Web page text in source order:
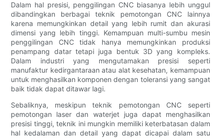
Dalam hal presisi, penggilingan CNC biasanya lebih unggul
dibandingkan berbagai teknik pemotongan CNC lainnya
karena memungkinkan detail yang lebih rumit dan akurasi
dimensi yang lebih tinggi. Kemampuan multi-sumbu mesin
penggilingan CNC tidak hanya memungkinkan produksi
penampang datar tetapi juga bentuk 3D yang kompleks.
Dalam industri yang mengutamakan presisi seperti
manufaktur kedirgantaraan atau alat kesehatan, kemampuan
untuk menghasilkan komponen dengan toleransi yang sangat
baik tidak dapat ditawar lagi.
Sebaliknya, meskipun teknik pemotongan CNC seperti
pemotongan laser dan waterjet juga dapat menghasilkan
presisi tinggi, teknik ini mungkin memiliki keterbatasan dalam
hal kedalaman dan detail yang dapat dicapai dalam satu